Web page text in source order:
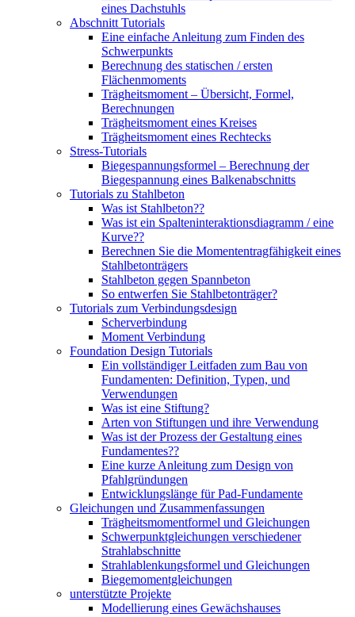
eines Dachstuhls
Abschnitt Tutorials
Eine einfache Anleitung zum Finden des
Schwerpunkts
Berechnung des statischen / ersten
Flächenmoments
Trägheitsmoment – ​​Übersicht, Formel,
Berechnungen
Trägheitsmoment eines Kreises
Trägheitsmoment eines Rechtecks
Stress-Tutorials
Biegespannungsformel – Berechnung der
Biegespannung eines Balkenabschnitts
Tutorials zu Stahlbeton
Was ist Stahlbeton??
Was ist ein Spalteninteraktionsdiagramm / eine
Kurve??
Berechnen Sie die Momententragfähigkeit eines
Stahlbetonträgers
Stahlbeton gegen Spannbeton
So entwerfen Sie Stahlbetonträger?
Tutorials zum Verbindungsdesign
Scherverbindung
Moment Verbindung
Foundation Design Tutorials
Ein vollständiger Leitfaden zum Bau von
Fundamenten: Definition, Typen, und
Verwendungen
Was ist eine Stiftung?
Arten von Stiftungen und ihre Verwendung
Was ist der Prozess der Gestaltung eines
Fundamentes??
Eine kurze Anleitung zum Design von
Pfahlgründungen
Entwicklungslänge für Pad-Fundamente
Gleichungen und Zusammenfassungen
Trägheitsmomentformel und Gleichungen
Schwerpunktgleichungen verschiedener
Strahlabschnitte
Strahlablenkungsformel und Gleichungen
Biegemomentgleichungen
unterstützte Projekte
Modellierung eines Gewächshauses